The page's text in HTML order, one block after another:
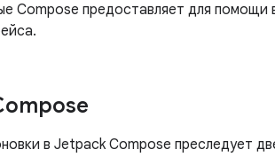
Compose предоставляет для помощи
в Jetpack Compose преследует